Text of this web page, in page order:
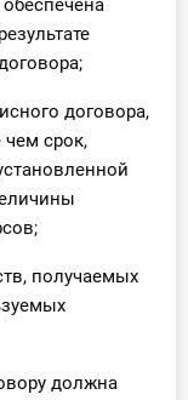
договора,
срок,
получаемых
должна